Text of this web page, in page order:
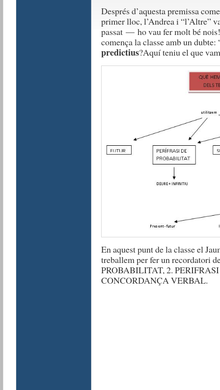
Després d’aquesta premissa
primer lloc, l’Andrea i “l’Altre”
passat — ho vau fer molt bé
comença la classe amb un dubte:
predictius?Aquí teniu el que
En aquest punt de la classe el
treballem per fer un recordatori
PROBABILITAT, 2.
CONCORDANÇA VERBAL.